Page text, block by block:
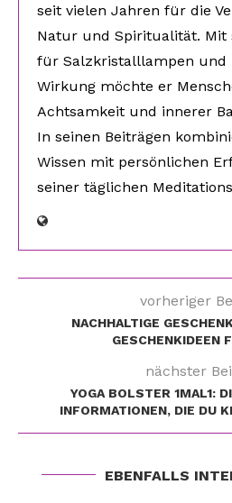
seit vielen Jahren für die
Natur und Spiritualität. Mit
für Salzkristalllampen und
Wirkung möchte er
Achtsamkeit und innerer
In seinen Beiträgen
Wissen mit persönlichen
seiner täglichen
vorheriger
NACHHALTIGE
GESCHENKIDEEN
nächster
YOGA BOLSTER 1MAL1:
INFORMATIONEN, DIE DU
EBENFALLS